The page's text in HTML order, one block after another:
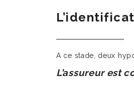
A ce stade, deux
L’assureur est